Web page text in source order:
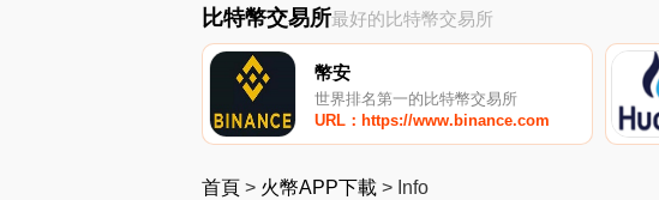
比特幣交易所最好的比特幣交易所
幣安
世界排名第一的比特幣交易所
URL：https://www.binance.com
首頁 > 火幣APP下載 > Info